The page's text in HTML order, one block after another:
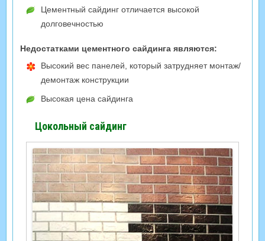
Цементный сайдинг отличается высокой
долговечностью
Недостатками цементного сайдинга являются:
Высокий вес панелей, который затрудняет монтаж/
демонтаж конструкции
Высокая цена сайдинга
Цокольный сайдинг